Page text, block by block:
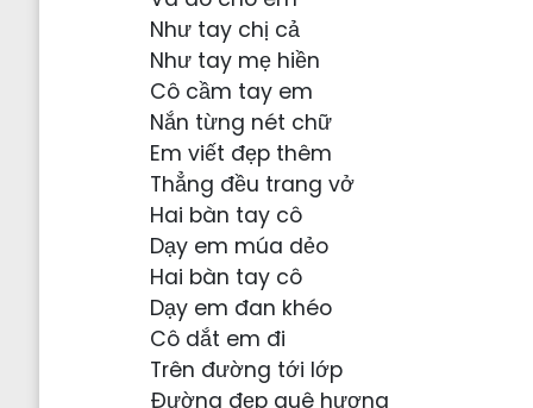
Như tay chị cả
Như tay mẹ hiền
Cô cầm tay em
Nắn từng nét chữ
Em viết đẹp thêm
Thẳng đều trang vở
Hai bàn tay cô
Dạy em múa dẻo
Hai bàn tay cô
Dạy em đan khéo
Cô dắt em đi
Trên đường tới lớp
Đường đẹp quê hương